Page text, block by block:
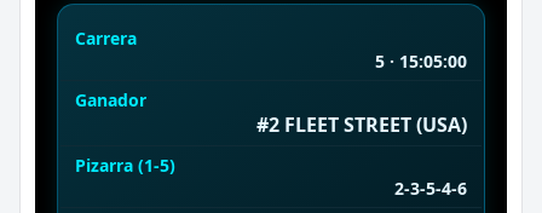
Carrera
5 · 15:05:00
Ganador
#2 FLEET STREET (USA)
Pizarra (1-5)
2-3-5-4-6